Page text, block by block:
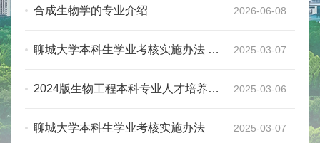
合成生物学的专业介绍 2026-06-08
聊城大学本科生学业考核实施办法 补
2025-03-07
2024版生物工程本科专业人才培养方
2025-03-06
聊城大学本科生学业考核实施办法 2025-03-07